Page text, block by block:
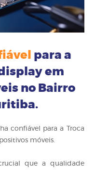
para a
em
no Bairro
confiável para a Troca
móveis.
que a qualidade